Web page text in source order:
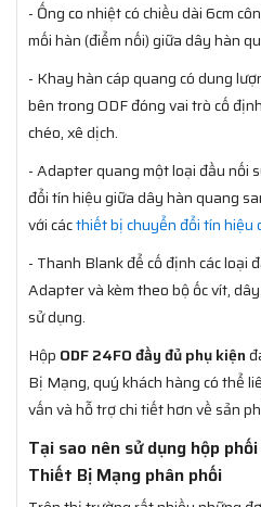
- Ống co nhiệt có chiều dài 6cm
mối hàn (điểm nối) giữa dây hàn
- Khay hàn cáp quang có dung
bên trong ODF đóng vai trò cố
chéo, xê dịch.
- Adapter quang một loại đầu nối
đổi tín hiệu giữa dây hàn quang
với cácthiết bị chuyển đổi tín hiệu
- Thanh Blank để cố định các loại
Adapter và kèm theo bộ ốc vít,
sử dụng.
Hộp ODF 24FO đầy đủ phụ kiện
Bị Mạng, quý khách hàng có thể
vấn và hỗ trợ chi tiết hơn về sản
Tại sao nên sử dụng hộp
Thiết Bị Mạng phân phối